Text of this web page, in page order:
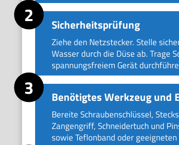
Sicherheitsprüfung
Ziehe den Netzstecker. Stelle
Wasser durch die Düse ab. Trage
spannungsfreiem Gerät
Benötigtes Werkzeug und
Bereite Schraubenschlüssel,
Zangengriff, Schneidertuch und
sowie Teflonband oder